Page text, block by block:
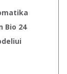
Bio 24